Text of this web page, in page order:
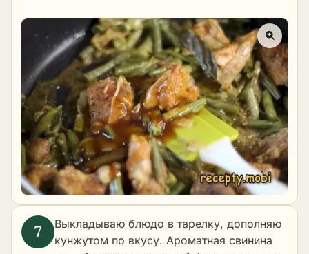
Выкладываю блюдо в тарелку, дополняю
кунжутом по вкусу. Ароматная свинина